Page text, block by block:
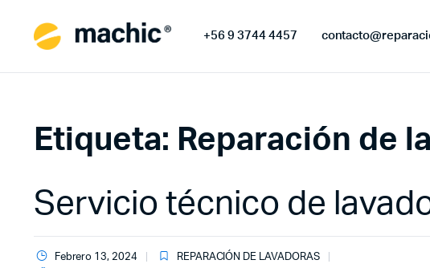
+56 9 3744 4457
Etiqueta: Reparación de
Servicio técnico de
Febrero 13, 2024
REPARACIÓN DE LAVADORAS